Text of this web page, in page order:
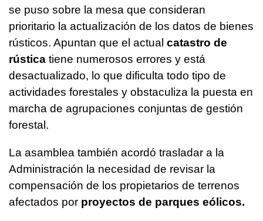
se puso sobre la mesa que consideran
prioritario la actualización de los datos de bienes
rústicos. Apuntan que el actual catastro de
rústica tiene numerosos errores y está
desactualizado, lo que dificulta todo tipo de
actividades forestales y obstaculiza la puesta en
marcha de agrupaciones conjuntas de gestión
forestal.
La asamblea también acordó trasladar a la
Administración la necesidad de revisar la
compensación de los propietarios de terrenos
afectados por proyectos de parques eólicos.